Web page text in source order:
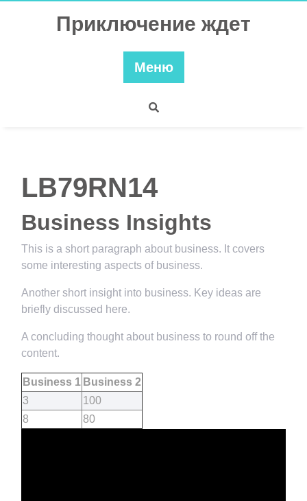
Приключение ждет
Меню
LB79RN14
Business Insights
This is a short paragraph about business. It covers
some interesting aspects of business.
Another short insight into business. Key ideas are
briefly discussed here.
A concluding thought about business to round off the
content.
Business 1 Business 2
3
100
8
80